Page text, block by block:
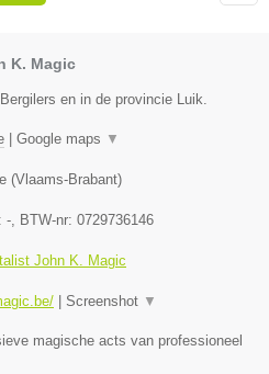
K. Magic
en in de provincie Luik.
| Google maps ▼
(Vlaams-Brabant)
- , BTW-nr: 0729736146
John K. Magic
| Screenshot ▼
magische acts van professioneel